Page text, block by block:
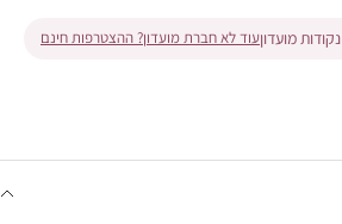
נקודות מועדוןעוד לא חברת מועדון? ההצטרפות חינם